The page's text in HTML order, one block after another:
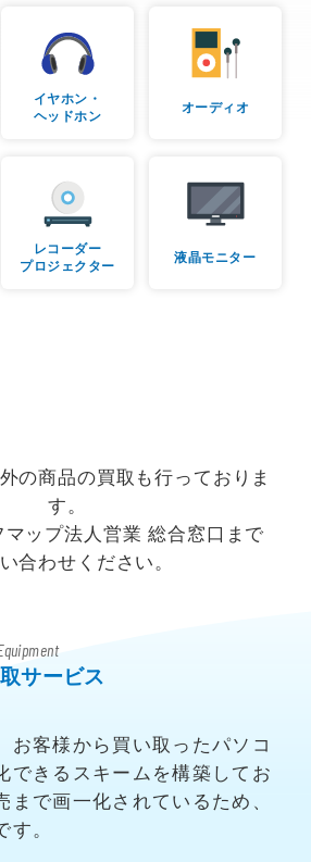
イヤホン・
ヘッドホン
オーディオ
レコーダー
プロジェクター
液晶モニター
の商品の買取も行っておりま
す。
マップ法人営業 総合窓口まで
合わせください。
サービス
お客様から買い取ったパソコ
できるスキームを構築してお
まで画一化されているため、
す。